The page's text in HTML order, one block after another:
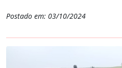
Postado em: 03/10/2024